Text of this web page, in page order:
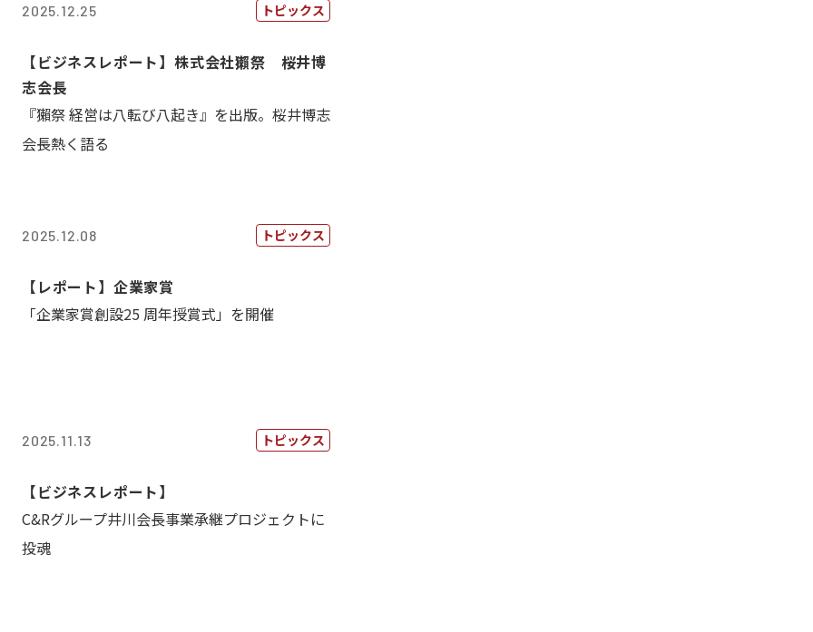
2025.12.25 トピックス
【ビジネスレポート】株式会社獺祭 桜井博
志会長
『獺祭 経営は八転び八起き』を出版。桜井博志
会長熱く語る
2025.12.08 トピックス
【レポート】企業家賞
「企業家賞創設25 周年授賞式」を開催
2025.11.13 トピックス
【ビジネスレポート】
C&Rグループ井川会長事業承継プロジェクトに
投魂